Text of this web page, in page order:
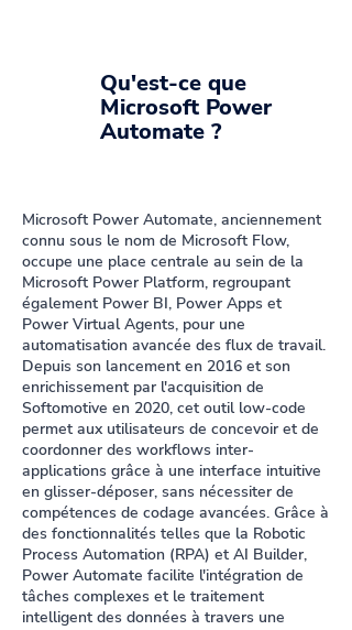
Qu'est-ce que
Microsoft Power
Automate ?
Microsoft Power Automate, anciennement
connu sous le nom de Microsoft Flow,
occupe une place centrale au sein de la
Microsoft Power Platform, regroupant
également Power BI, Power Apps et
Power Virtual Agents, pour une
automatisation avancée des flux de travail.
Depuis son lancement en 2016 et son
enrichissement par l'acquisition de
Softomotive en 2020, cet outil low-code
permet aux utilisateurs de concevoir et de
coordonner des workflows inter-
applications grâce à une interface intuitive
en glisser-déposer, sans nécessiter de
compétences de codage avancées. Grâce à
des fonctionnalités telles que la Robotic
Process Automation (RPA) et AI Builder,
Power Automate facilite l'intégration de
tâches complexes et le traitement
intelligent des données à travers une